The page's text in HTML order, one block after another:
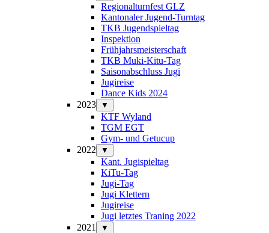
Regionalturnfest GLZ
Kantonaler Jugend-Turntag
TKB Jugendspieltag
Inspektion
Frühjahrsmeisterschaft
TKB Muki-Kitu-Tag
Saisonabschluss Jugi
Jugireise
Dance Kids 2024
2023
▼
KTF Wyland
TGM EGT
Gym- und Getucup
2022
▼
Kant. Jugispieltag
KiTu-Tag
Jugi-Tag
Jugi Klettern
Jugireise
Jugi letztes Traning 2022
2021
▼